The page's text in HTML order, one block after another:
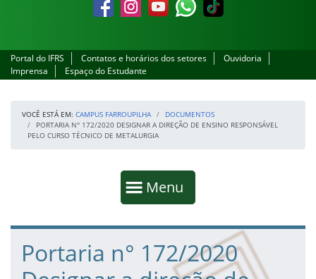
Portal do IFRS Contatos e horários dos setores
Ouvidoria
Imprensa
Espaço do Estudante
VOCÊ ESTÁ EM: CAMPUS FARROUPILHA
DOCUMENTOS
PORTARIA N° 172/2020 DESIGNAR A DIREÇÃO DE ENSINO RESPONSÁVEL
PELO CURSO TÉCNICO DE METALURGIA
Mostrar
Menu
Fim da navegação
Início do conteúdo
Portaria n° 172/2020